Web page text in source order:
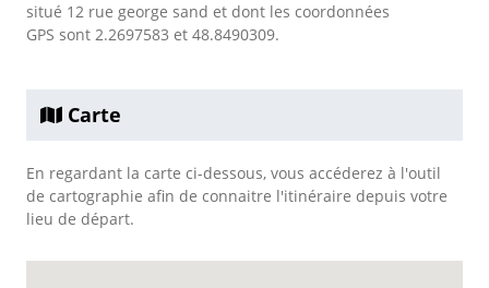
situé 12 rue george sand et dont les coordonnées
GPS sont 2.2697583 et 48.8490309.
Carte
En regardant la carte ci-dessous, vous accéderez à l'outil
de cartographie afin de connaitre l'itinéraire depuis votre
lieu de départ.